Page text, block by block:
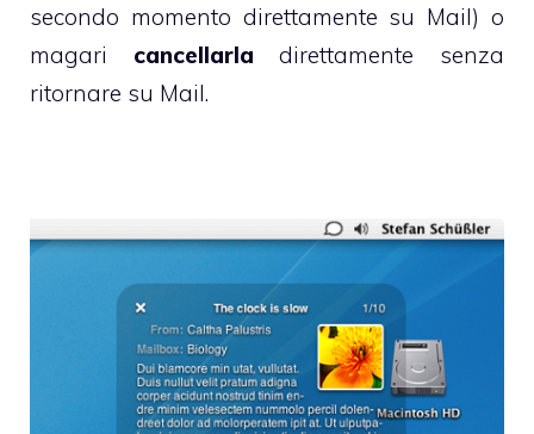
secondo momento direttamente su Mail) o
magari cancellarla direttamente senza
ritornare su Mail.